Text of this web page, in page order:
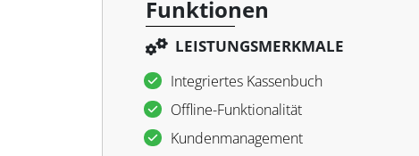
Funktionen
LEISTUNGSMERKMALE
Integriertes Kassenbuch
Offline-Funktionalität
Kundenmanagement